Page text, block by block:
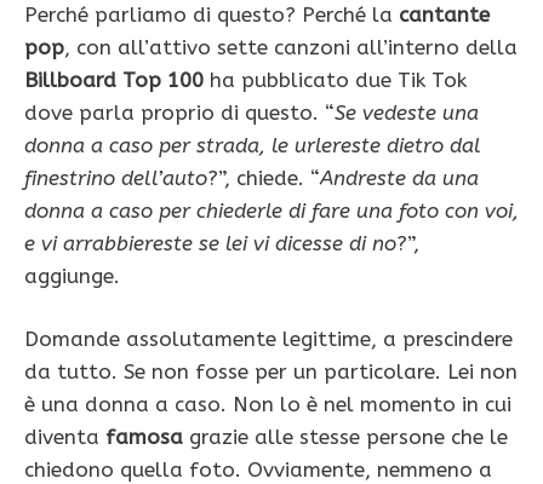
Perché parliamo di questo? Perché la cantante
pop, con all’attivo sette canzoni all’interno della
Billboard Top 100 ha pubblicato due Tik Tok
dove parla proprio di questo. “Se vedeste una
donna a caso per strada, le urlereste dietro dal
finestrino dell’auto?”, chiede. “Andreste da una
donna a caso per chiederle di fare una foto con voi,
e vi arrabbiereste se lei vi dicesse di no?”,
aggiunge.
Domande assolutamente legittime, a prescindere
da tutto. Se non fosse per un particolare. Lei non
è una donna a caso. Non lo è nel momento in cui
diventa famosa grazie alle stesse persone che le
chiedono quella foto. Ovviamente, nemmeno a